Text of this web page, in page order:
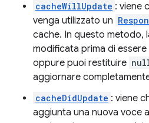
cacheWillUpdate : viene
venga utilizzato un
cache. In questo metodo,
modificata prima di
oppure puoi restituire
aggiornare
cacheDidUpdate : viene
aggiunta una nuova voce